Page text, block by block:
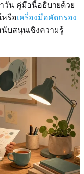
วัน คู่มือนี้อธิบายด้วย
หรือเครื่องมือคัดกรอง
นับสนุนเชิงความรู้